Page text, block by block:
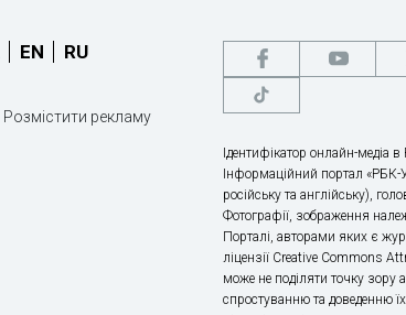
EN RU
Розмістити рекламу
Ідентифікатор онлайн-медіа
Інформаційний портал «РБК-
російську та англійську),
Фотографії, зображення
Порталі, авторами яких є
ліцензії Creative Commons
може не поділяти точку зору
спростуванню та доведенню